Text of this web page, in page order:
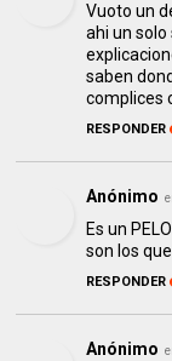
Vuoto un
ahi un
saben
complices
RESPONDER
Anónimo
Es un
son los
RESPONDER
Anónimo